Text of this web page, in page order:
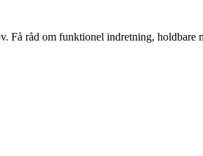
råd om funktionel indretning, holdbare